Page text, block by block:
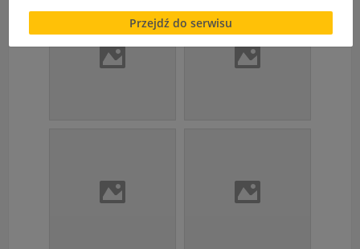
Brak zgody bądź ograniczenie funkcjonalności plików
cookies lub local storage, może utrudnić lub
uniemożliwić korzystanie z Serwisu.
Informacje dotyczące polityki prywatności oraz
Przejdź do serwisu